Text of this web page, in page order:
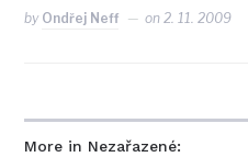
by Ondřej Neff on2. 11. 2009
More in Nezařazené: